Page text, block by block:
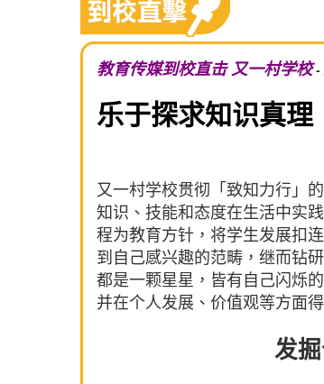
教育传媒到校直击 又一村学校-
乐于探求知识真
又一村学校贯彻「致知力行」
知识、技能和态度在生活中实
程为教育方针，将学生发展扣
到自己感兴趣的范畴，继而钻
都是一颗星星，皆有自己闪烁
并在个人发展、价值观等方面
发